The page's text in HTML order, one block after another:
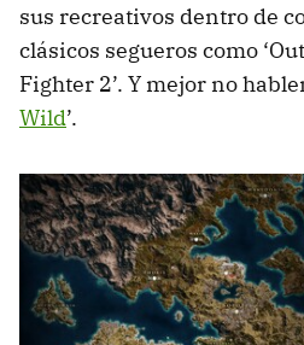
sus recreativos dentro de
clásicos segueros como
Fighter 2’. Y mejor no
Wild’.